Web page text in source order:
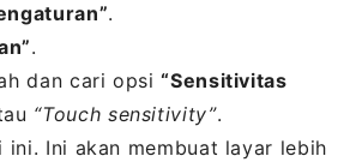
.
.
dan cari opsi“Sensitivitas
“Touch sensitivity”.
Ini akan membuat layar lebih